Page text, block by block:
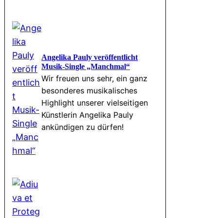
Angelika Pauly veröffentlicht
Musik-Single „Manchmal“
Wir freuen uns sehr, ein ganz
besonderes musikalisches
Highlight unserer vielseitigen
Künstlerin Angelika Pauly
ankündigen zu dürfen!